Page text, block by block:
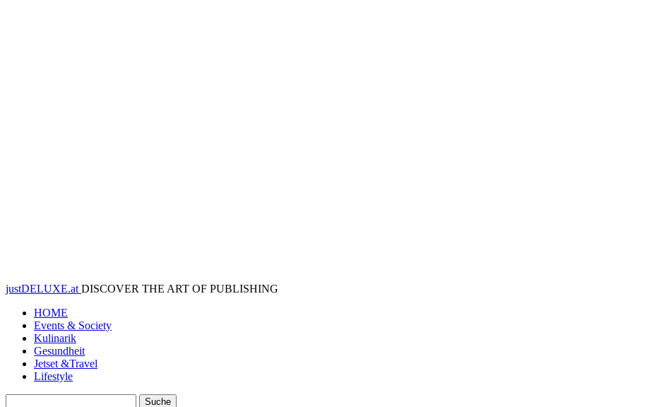
justDELUXE.at DISCOVER THE ART OF PUBLISHING
HOME
Events & Society
Kulinarik
Gesundheit
Jetset &Travel
Lifestyle